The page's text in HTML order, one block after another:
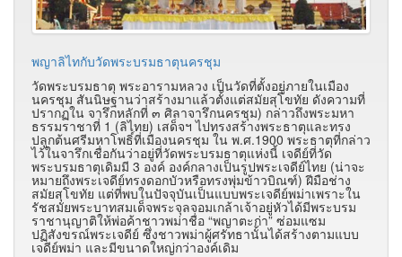
พญาลิไทกับวัดพระบรมธาตุนครชุม
วัดพระบรมธาตุ พระอารามหลวง เป็นวัดที่ตั้งอยู่ภายในเมือง
นครชุม สันนิษฐานว่าสร้างมาแล้วตั้งแต่สมัยสุโขทัย ดังความที่
ปรากฏใน จารึกหลักที่ ๓ ศิลาจารึกนครชุม) กล่าวถึงพระมหา
ธรรมราชาที่ 1 (ลิไทย) เสด็จฯ ไปทรงสร้างพระธาตุและทรง
ปลูกต้นศรีมหาโพธิ์ที่เมืองนครชุม ใน พ.ศ.1900 พระธาตุที่กล่าว
ไว้ในจารึกเชื่อกันว่าอยู่ที่วัดพระบรมธาตุแห่งนี้ เจดีย์ที่วัด
พระบรมธาตุเดิมมี 3 องค์ องค์กลางเป็นรูปพระเจดีย์ไทย (น่าจะ
หมายถึงพระเจดีย์ทรงดอกบัวหรือทรงพุ่มข้าวบิณฑ์) ฝีมือช่าง
สมัยสุโขทัย แต่ที่พบในปัจจุบันเป็นแบบพระเจดีย์พม่าเพราะใน
รัชสมัยพระบาทสมเด็จพระจุลจอมเกล้าเจ้าอยู่หัวได้มีพระบรม
ราชานุญาติให้พ่อค้าชาวพม่าชื่อ “พญาตะก่า” ซ่อมแซม
ปฏิสังขรณ์พระเจดีย์ ซึ่งชาวพม่าผู้ศรัทธานั้นได้สร้างตามแบบ
เจดีย์พม่า และมีขนาดใหญ่กว่าองค์เดิม